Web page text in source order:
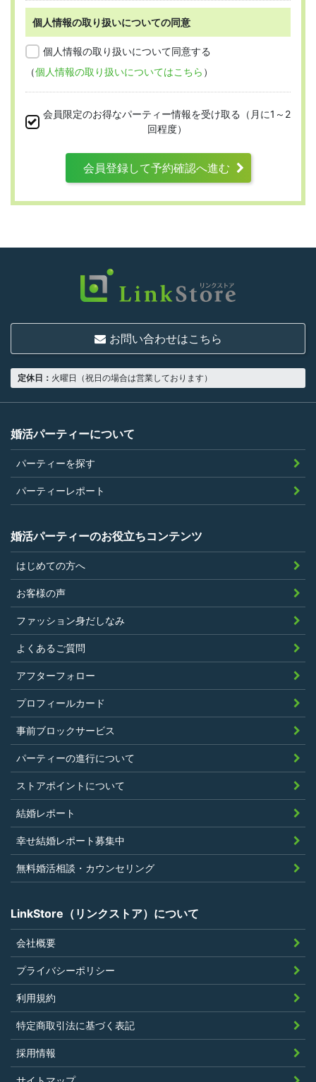
第2条 （適用範囲）
本規約は、すべての会員に適用され、登録手
ります。
第3条 （利用資格）
いものとします。
18歳以上の独身者であること
男性は収入があること
当社の指定する環境でサービスを利用で
当社が企画するパーティープランに設定
されている年齢条件にあてはまっている
こと。
参加条件があり証明書が必要なパーティ
ーは、その条件にあてはまっており且つ
弊社が希望する証明書を持参できるこ
過去に、当社運営サービスにおいて、不
正行為、ストーカー行為、クレジットカ
ードの不正利用その他問題のある行為を
したことがないこと
暴力団等の反社会的勢力の関係者でな
く、また、法令違反あるいは公序良俗違
反行為等反社会的活動を行ったことがな
いこと
当社の独自の裁量によりLinkStoreの運営
上問題があると判断されたことがないこ
と
過去に会員登録を抹消されたり、利用停
止処分を受けたことがないこと
当社の提供するサービスと同一または類
似のサービスを提供することを業とする
法人または個人若しくはそれらの従業者
でないこと
利用者は、本規約に違反することなく、
LinkStoreを利用することにより、当社が定
める基準に従ったポイントの付与を受けるこ
とができます。
その他、キャンペーンなど当社の判断により
個人情報の取り扱いについての同意
個人情報の取り扱いについて同意する
（個人情報の取り扱いについてはこちら ）
会員限定のお得なパーティー情報を受け取る（月に1～2
回程度）
会員登録して予約確認へ進む
お問い合わせはこちら
定休日： 火曜日（祝日の場合は営業しております）
婚活パーティーについて
パーティーを探す
パーティーレポート
婚活パーティーのお役立ちコンテンツ
はじめての方へ
お客様の声
ファッション身だしなみ
よくあるご質問
アフターフォロー
プロフィールカード
事前ブロックサービス
パーティーの進行について
ストアポイントについて
結婚レポート
幸せ結婚レポート募集中
無料婚活相談・カウンセリング
LinkStore（リンクストア）について
会社概要
プライバシーポリシー
利用規約
特定商取引法に基づく表記
採用情報